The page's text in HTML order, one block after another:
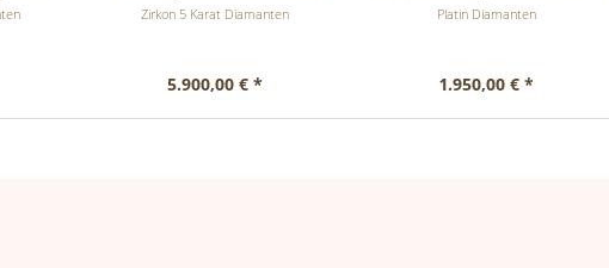
Zirkon 5 Karat Diamanten
5.900,00 € *
Platin Diamanten
1.950,00 € *